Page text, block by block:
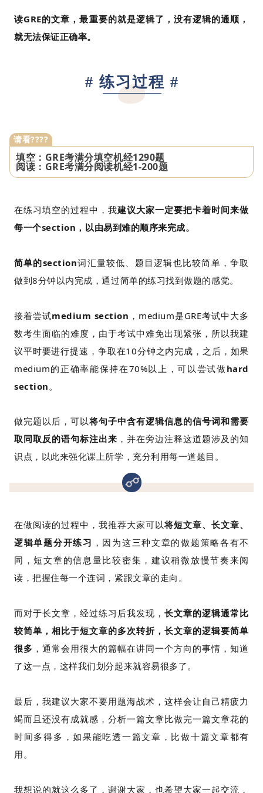
读GRE的文章，最重要的就是逻辑了，没有逻辑的通顺，
就无法保证正确率。
# 练习过程 #
请看????
填空：GRE考满分填空机经1290题
阅读：GRE考满分阅读机经1-200题
在练习填空的过程中，我建议大家一定要把卡着时间来做
每一个section，以由易到难的顺序来完成。
简单的section词汇量较低、题目逻辑也比较简单，争取
做到8分钟以内完成，通过简单的练习找到做题的感觉。
接着尝试medium section ，medium是GRE考试中大多
数考生面临的难度，由于考试中难免出现紧张，所以我建
议平时要进行提速，争取在10分钟之内完成，之后，如果
medium的正确率能保持在70%以上，可以尝试做 hard
section 。
做完题以后，可以将句子中含有逻辑信息的信号词和需要
取同取反的语句标注出来 ，并在旁边注释这道题涉及的知
识点，以此来强化课上所学，充分利用每一道题目。
在做阅读的过程中，我推荐大家可以将短文章、长文章、
逻辑单题分开练习 ，因为这三种文章的做题策略各有不
同，短文章的信息量比较密集，建议稍微放慢节奏来阅
读，把握住每一个连词，紧跟文章的走向。
而对于长文章，经过练习后我发现，长文章的逻辑通常比
较简单，相比于短文章的多次转折，长文章的逻辑要简单
很多 ，通常会用很大的篇幅在讲同一个方向的事情，知道
了这一点，这样我们划分起来就容易很多了。
最后，我建议大家不要用题海战术，这样会让自己精疲力
竭而且还没有成就感，分析一篇文章比做完一篇文章花的
时间多得多，如果能吃透一篇文章，比做十篇文章都有
用。
我想说的就这么多了，谢谢大家，也希望大家一起交流，